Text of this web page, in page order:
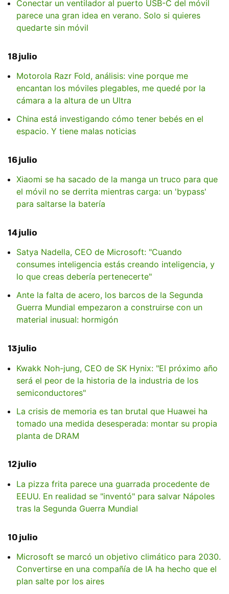
Conectar un ventilador al puerto USB-C del móvil
parece una gran idea en verano. Solo si quieres
quedarte sin móvil
18 julio
Motorola Razr Fold, análisis: vine porque me
encantan los móviles plegables, me quedé por la
cámara a la altura de un Ultra
China está investigando cómo tener bebés en el
espacio. Y tiene malas noticias
16 julio
Xiaomi se ha sacado de la manga un truco para que
el móvil no se derrita mientras carga: un 'bypass'
para saltarse la batería
14 julio
Satya Nadella, CEO de Microsoft: "Cuando
consumes inteligencia estás creando inteligencia, y
lo que creas debería pertenecerte"
Ante la falta de acero, los barcos de la Segunda
Guerra Mundial empezaron a construirse con un
material inusual: hormigón
13 julio
Kwakk Noh-jung, CEO de SK Hynix: "El próximo año
será el peor de la historia de la industria de los
semiconductores"
La crisis de memoria es tan brutal que Huawei ha
tomado una medida desesperada: montar su propia
planta de DRAM
12 julio
La pizza frita parece una guarrada procedente de
EEUU. En realidad se "inventó" para salvar Nápoles
tras la Segunda Guerra Mundial
10 julio
Microsoft se marcó un objetivo climático para 2030.
Convertirse en una compañía de IA ha hecho que el
plan salte por los aires